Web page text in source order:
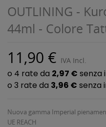
OUTLINING -
44ml - Colore
11,90 € IVA Incl.
Nuova gamma Imperial
UE REACH